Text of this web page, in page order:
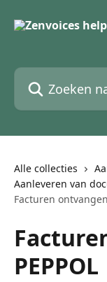
Zoeken naar
Alle collecties
Aanleveren van
Facturen
PEPPOL